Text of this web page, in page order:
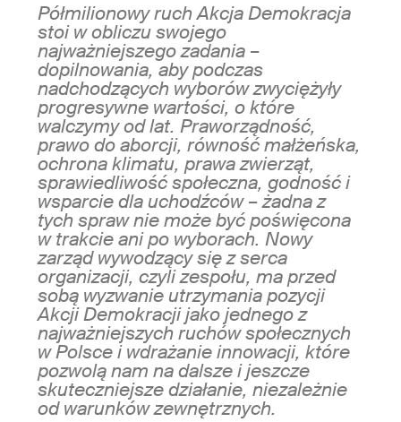
Półmilionowy ruch Akcja Demokracja
stoi w obliczu swojego
najważniejszego zadania –
dopilnowania, aby podczas
nadchodzących wyborów zwyciężyły
progresywne wartości, o które
walczymy od lat. Praworządność,
prawo do aborcji, równość małżeńska,
ochrona klimatu, prawa zwierząt,
sprawiedliwość społeczna, godność i
wsparcie dla uchodźców – żadna z
tych spraw nie może być poświęcona
w trakcie ani po wyborach. Nowy
zarząd wywodzący się z serca
organizacji, czyli zespołu, ma przed
sobą wyzwanie utrzymania pozycji
Akcji Demokracji jako jednego z
najważniejszych ruchów społecznych
w Polsce i wdrażanie innowacji, które
pozwolą nam na dalsze i jeszcze
skuteczniejsze działanie, niezależnie
od warunków zewnętrznych.